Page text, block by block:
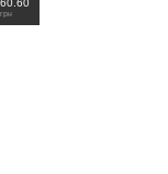
60.60
грн